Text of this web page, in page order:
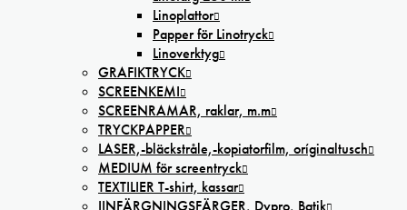
Linoplattor
Papper för Linotryck
Linoverktyg
GRAFIKTRYCK
SCREENKEMI
SCREENRAMAR, raklar, m.m
TRYCKPAPPER
LASER,-bläckstråle,-kopiatorfilm, oríginaltusch
MEDIUM för screentryck
TEXTILIER T-shirt, kassar
IINFÄRGNINGSFÄRGER, Dypro, Batik